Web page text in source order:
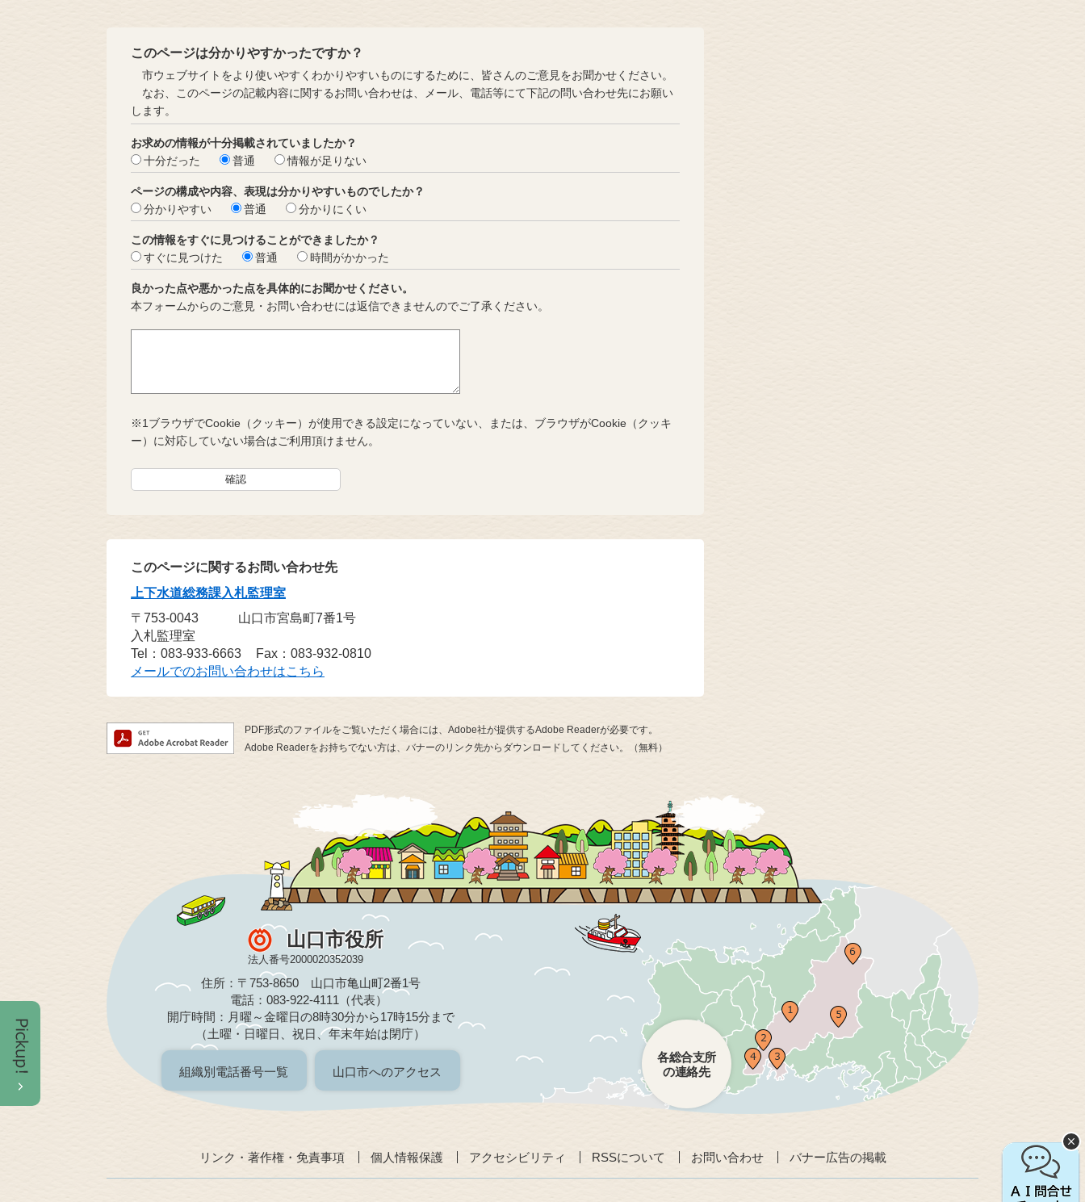
このページは分かりやすかったですか？
市ウェブサイトをより使いやすくわかりやすいものにするために、皆さんのご意見をお聞かせください。
なお、このページの記載内容に関するお問い合わせは、メール、電話等にて下記の問い合わせ先にお願い
します。
お求めの情報が十分掲載されていましたか？
十分だった
普通 情報が足りない
ページの構成や内容、表現は分かりやすいものでしたか？
分かりやすい
普通 分かりにくい
この情報をすぐに見つけることができましたか？
すぐに見つけた
普通 時間がかかった
良かった点や悪かった点を具体的にお聞かせください。
本フォームからのご意見・お問い合わせには返信できませんのでご了承ください。
※1ブラウザでCookie（クッキー）が使用できる設定になっていない、または、ブラウザがCookie（クッキ
ー）に対応していない場合はご利用頂けません。
このページに関するお問い合わせ先
上下水道総務課入札監理室
〒753-0043
山口市宮島町7番1号
入札監理室
Tel：083-933-6663
Fax：083-932-0810
メールでのお問い合わせはこちら
PDF形式のファイルをご覧いただく場合には、Adobe社が提供するAdobe Readerが必要です。
Adobe Readerをお持ちでない方は、バナーのリンク先からダウンロードしてください。（無料）
山口市役所
法人番号2000020352039
住所：〒753-8650 山口市亀山町2番1号
電話：083-922-4111（代表）
開庁時間：月曜～金曜日の8時30分から17時15分まで
（土曜・日曜日、祝日、年末年始は閉庁）
組織別電話番号一覧 山口市へのアクセス
各総合支所
の連絡先
リンク・著作権・免責事項 個人情報保護 アクセシビリティ RSSについて お問い合わせ バナー広告の掲載